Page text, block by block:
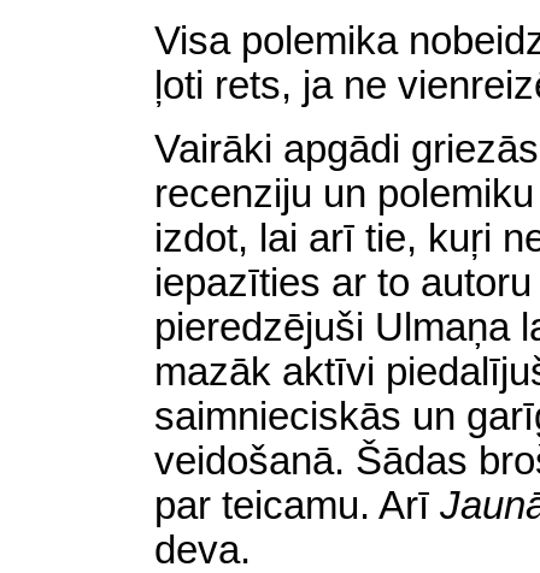
Visa polemika
ļoti rets, ja ne
Vairāki apgādi
recenziju un
izdot, lai arī tie, kuŗi
iepazīties ar to
pieredzējuši Ulmaņa
mazāk aktīvi
saimnieciskās un
veidošanā. Šādas
par teicamu. Arī
deva.